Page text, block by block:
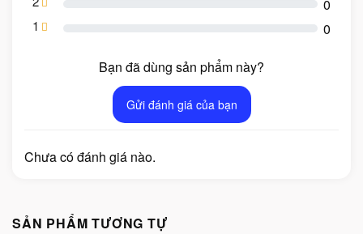
0
1 0
Bạn đã dùng sản phẩm này?
Gửi đánh giá của bạn
Chưa có đánh giá nào.
SẢN PHẨM TƯƠNG TỰ